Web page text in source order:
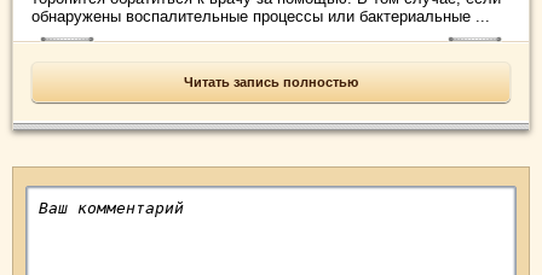
обнаружены воспалительные процессы или бактериальные ...
Читать запись полностью